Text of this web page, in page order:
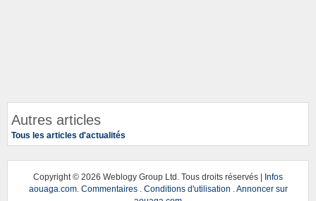
Autres articles
Tous les articles d'actualités
Copyright © 2026 Weblogy Group Ltd. Tous droits réservés |
Infos
aouaga.com. Commentaires. Conditions d'utilisation .Annoncer sur